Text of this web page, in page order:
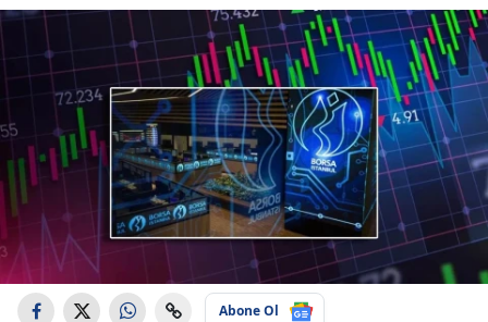
Abone Ol